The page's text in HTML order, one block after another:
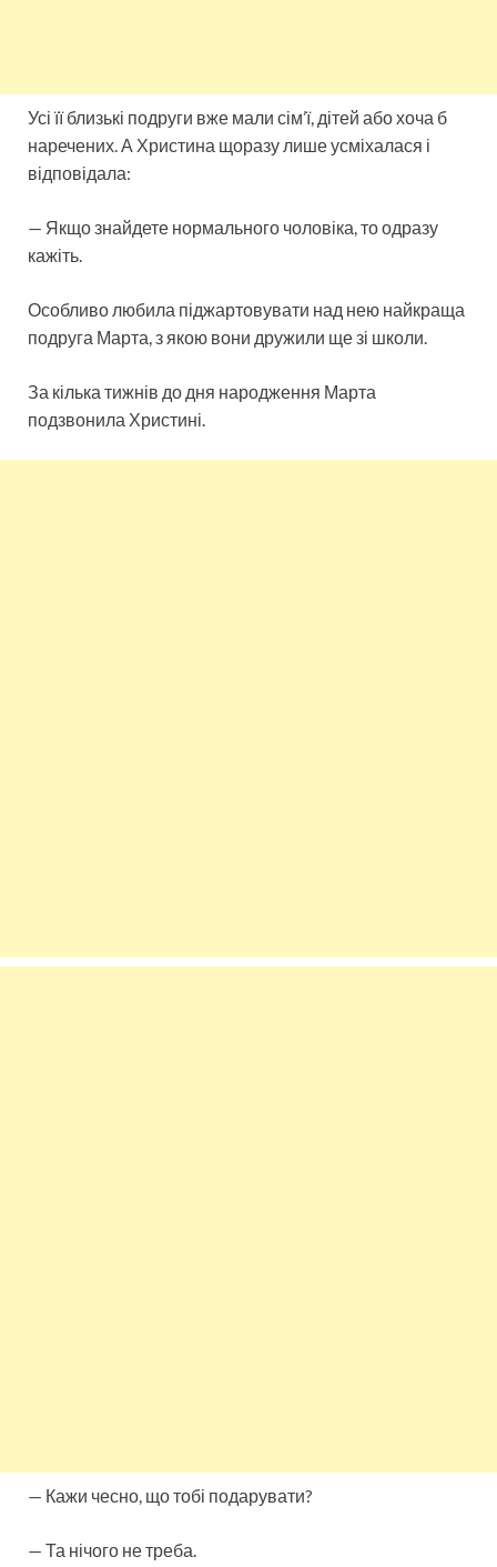
Усі її близькі подруги вже мали сім’ї, дітей або хоча б
наречених. А Христина щоразу лише усміхалася і
відповідала:
— Якщо знайдете нормального чоловіка, то одразу
кажіть.
Особливо любила піджартовувати над нею найкраща
подруга Марта, з якою вони дружили ще зі школи.
За кілька тижнів до дня народження Марта
подзвонила Христині.
— Кажи чесно, що тобі подарувати?
— Та нічого не треба.